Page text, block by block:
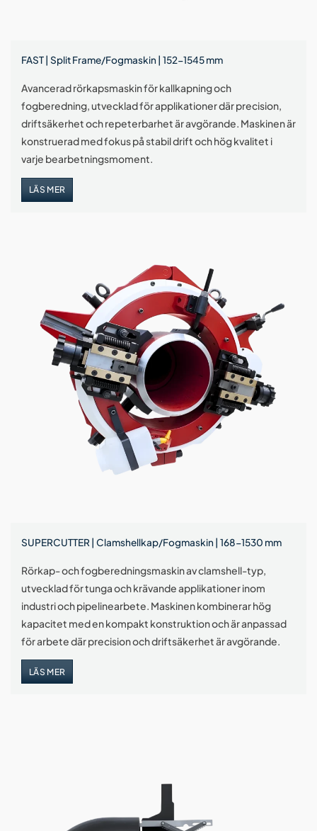
FAST | Split Frame/Fogmaskin | 152-1545 mm
Avancerad rörkapsmaskin för kallkapning och
fogberedning, utvecklad för applikationer där precision,
driftsäkerhet och repeterbarhet är avgörande. Maskinen är
konstruerad med fokus på stabil drift och hög kvalitet i
varje bearbetningsmoment.
LÄS MER
SUPERCUTTER | Clamshellkap/Fogmaskin | 168-1530 mm
Rörkap- och fogberedningsmaskin av clamshell-typ,
utvecklad för tunga och krävande applikationer inom
industri och pipelinearbete. Maskinen kombinerar hög
kapacitet med en kompakt konstruktion och är anpassad
för arbete där precision och driftsäkerhet är avgörande.
LÄS MER